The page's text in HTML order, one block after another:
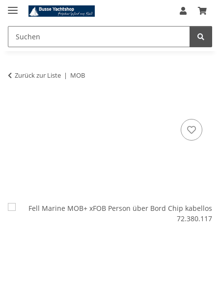
Zurück zur Liste MOB